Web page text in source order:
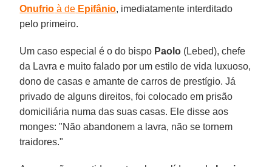
Onufrio à de Epifânio, imediatamente interditado
pelo primeiro.
Um caso especial é o do bispo Paolo (Lebed), chefe
da Lavra e muito falado por um estilo de vida luxuoso,
dono de casas e amante de carros de prestígio. Já
privado de alguns direitos, foi colocado em prisão
domiciliária numa das suas casas. Ele disse aos
monges: "Não abandonem a lavra, não se tornem
traidores."